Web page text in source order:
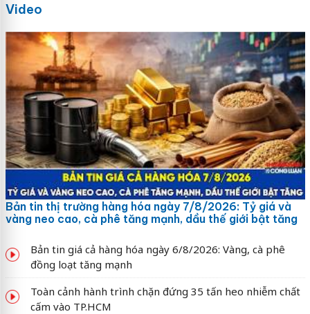
Video
Bản tin thị trường hàng hóa ngày 7/8/2026: Tỷ giá và
vàng neo cao, cà phê tăng mạnh, dầu thế giới bật tăng
Bản tin giá cả hàng hóa ngày 6/8/2026: Vàng, cà phê
đồng loạt tăng mạnh
Toàn cảnh hành trình chặn đứng 35 tấn heo nhiễm chất
cấm vào TP.HCM